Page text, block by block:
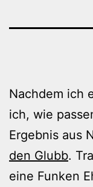
Nachdem ich
ich, wie
Ergebnis aus
den Glubb.
eine Funken